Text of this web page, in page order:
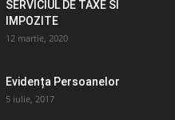
SERVICIUL DE TAXE SI
IMPOZITE
12 martie, 2020
Evidența Persoanelor
5 iulie, 2017